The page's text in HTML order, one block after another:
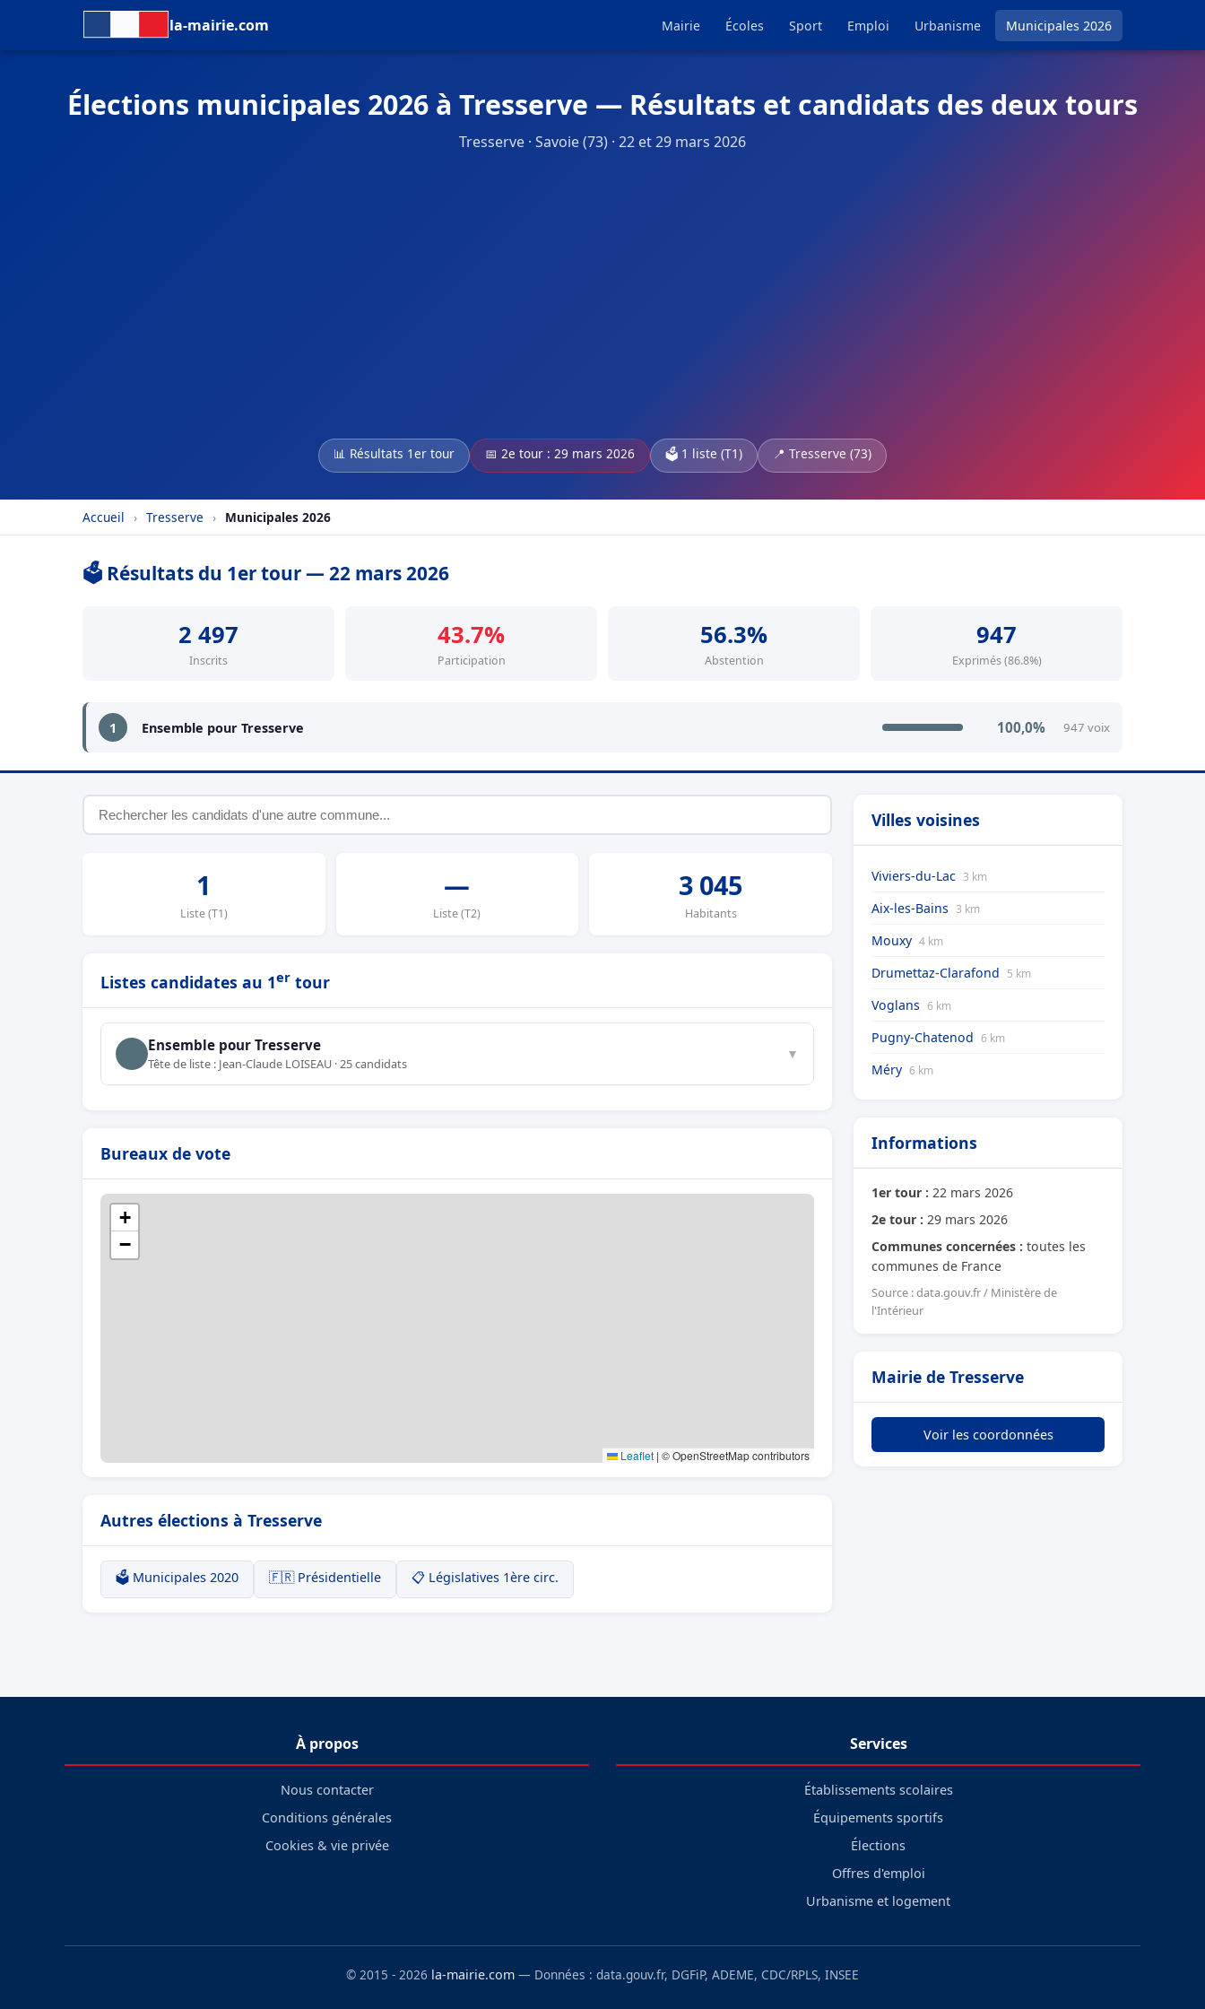
la-mairie.com Mairie Écoles Sport Emploi Urbanisme Municipales 2026
Élections municipales 2026 à Tresserve — Résultats et candidats des deux tours
Tresserve · Savoie (73) · 22 et 29 mars 2026
📊 Résultats 1er tour 📅 2e tour : 29 mars 2026 🗳️ 1 liste (T1) 📍 Tresserve (73)
Accueil › Tresserve › Municipales 2026
🗳️ Résultats du 1er tour — 22 mars 2026
2 497
Inscrits
43.7%
Participation
56.3%
Abstention
947
Exprimés (86.8%)
1 Ensemble pour Tresserve 100,0% 947 voix
1
Liste (T1)
—
Liste (T2)
3 045
Habitants
Listes candidates au 1er tour
Ensemble pour Tresserve
Tête de liste : Jean-Claude LOISEAU · 25 candidats
▼
Bureaux de vote
+
−
Leaflet | © OpenStreetMap contributors
Autres élections à Tresserve
🗳️ Municipales 2020 🇫🇷 Présidentielle 📋 Législatives 1ère circ.
Villes voisines
Viviers-du-Lac 3 km
Aix-les-Bains 3 km
Mouxy 4 km
Drumettaz-Clarafond 5 km
Voglans 6 km
Pugny-Chatenod 6 km
Méry 6 km
Informations
1er tour : 22 mars 2026
2e tour : 29 mars 2026
Communes concernées : toutes les
communes de France
Source : data.gouv.fr / Ministère de
l'Intérieur
Mairie de Tresserve
Voir les coordonnées
À propos
Nous contacter
Conditions générales
Cookies & vie privée
Services
Établissements scolaires
Équipements sportifs
Élections
Offres d'emploi
Urbanisme et logement
© 2015 - 2026 la-mairie.com — Données : data.gouv.fr, DGFiP, ADEME, CDC/RPLS, INSEE